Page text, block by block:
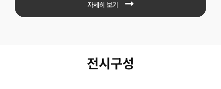
자세히 보기
전시구성